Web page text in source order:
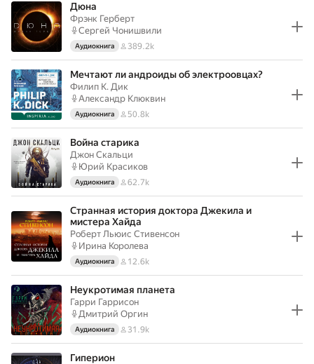
Дюна
Фрэнк Герберт
Сергей Чонишвили
Аудиокнига 389.2k
Мечтают ли андроиды об электроовцах?
Филип К. Дик
Александр Клюквин
Аудиокнига 50.8k
Война старика
Джон Скальци
Юрий Красиков
Аудиокнига 62.7k
Странная история доктора Джекила и
мистера Хайда
Роберт Льюис Стивенсон
Ирина Королева
Аудиокнига 12.6k
Неукротимая планета
Гарри Гаррисон
Дмитрий Оргин
Аудиокнига 31.9k
Гиперион